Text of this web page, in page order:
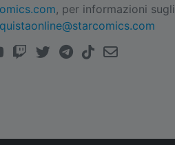
, per informazioni sugli